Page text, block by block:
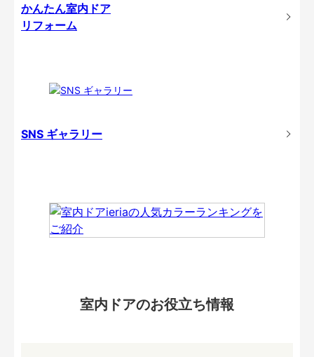
かんたん室内ドア
リフォーム
SNS ギャラリー
室内ドアのお役立ち情報